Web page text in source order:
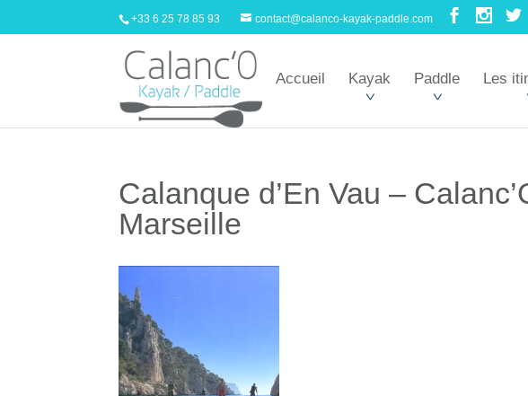
+33 6 25 78 85 93 contact@calanco-kayak-paddle.com
Accueil Kayak Paddle Les
Calanque d’En Vau –
Marseille